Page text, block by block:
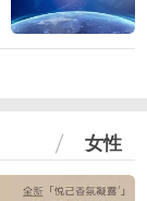
女性